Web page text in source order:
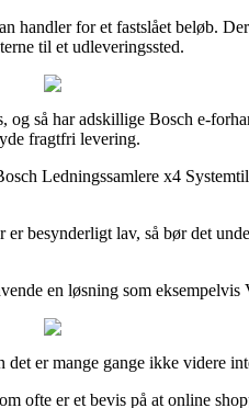
for et fastslået beløb.
til et udleveringssted.
så har adskillige Bosch e-
fragtfri levering.
Ledningssamlere x4
besynderligt lav, så bør det
en løsning som
er mange gange ikke videre
ofte er et bevis på at online